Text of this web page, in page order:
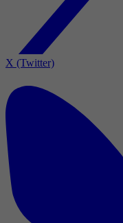
X (Twitter)